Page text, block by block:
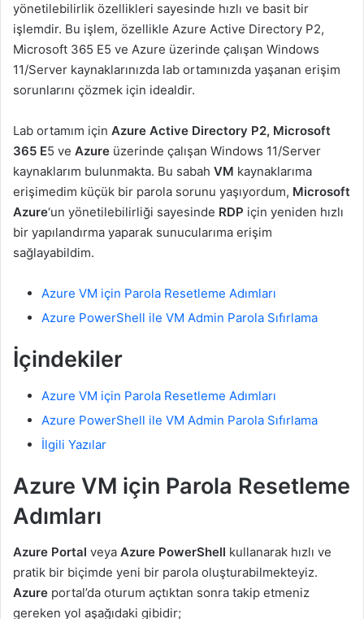
yönetilebilirlik özellikleri sayesinde hızlı ve basit bir
işlemdir. Bu işlem, özellikle Azure Active Directory P2,
Microsoft 365 E5 ve Azure üzerinde çalışan Windows
11/Server kaynaklarınızda lab ortamınızda yaşanan erişim
sorunlarını çözmek için idealdir.
Lab ortamım için Azure Active Directory P2, Microsoft
365 E5 ve Azure üzerinde çalışan Windows 11/Server
kaynaklarım bulunmakta. Bu sabah VM kaynaklarıma
erişimedim küçük bir parola sorunu yaşıyordum, Microsoft
Azure‘un yönetilebilirliği sayesinde RDP için yeniden hızlı
bir yapılandırma yaparak sunucularıma erişim
sağlayabildim.
Azure VM için Parola Resetleme Adımları
Azure PowerShell ile VM Admin Parola Sıfırlama
İçindekiler
Azure VM için Parola Resetleme Adımları
Azure PowerShell ile VM Admin Parola Sıfırlama
İlgili Yazılar
Azure VM için Parola Resetleme
Adımları
Azure Portal veya Azure PowerShell kullanarak hızlı ve
pratik bir biçimde yeni bir parola oluşturabilmekteyiz.
Azure portal’da oturum açtıktan sonra takip etmeniz
gereken yol aşağıdaki gibidir;